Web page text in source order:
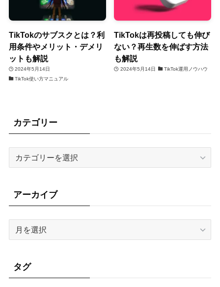
TikTokのサブスクとは？利
用条件やメリット・デメリ
ットも解説
2024年5月14日
TikTok使い方マニュアル
TikTokは再投稿しても伸び
ない？再生数を伸ばす方法
も解説
2024年5月14日 TikTok運用ノウハウ
カテゴリー
リ
ー
アーカイブ
ブ
タグ